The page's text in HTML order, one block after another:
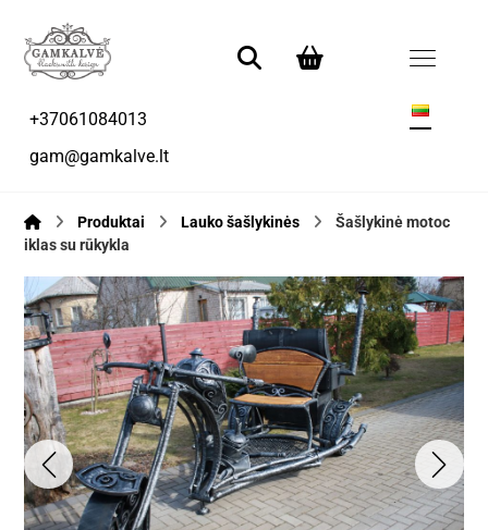
+37061084013
gam@gamkalve.lt
Produktai Lauko šašlykinės
Šašlykinė motoc
iklas su rūkykla